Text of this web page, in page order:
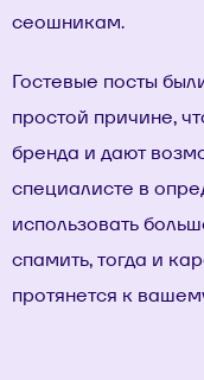
сеошникам.
Гостевые посты
простой причине,
бренда и дают
специалисте в
использовать
спамить, тогда и
протянется к